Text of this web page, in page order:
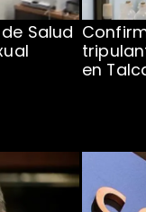
Salud
en